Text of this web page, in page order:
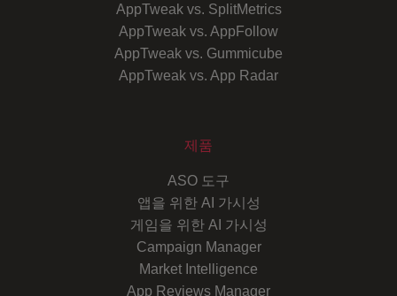
AppTweak vs. SplitMetrics
AppTweak vs. AppFollow
AppTweak vs. Gummicube
AppTweak vs. App Radar
제품
ASO 도구
앱을 위한 AI 가시성
게임을 위한 AI 가시성
Campaign Manager
Market Intelligence
App Reviews Manager